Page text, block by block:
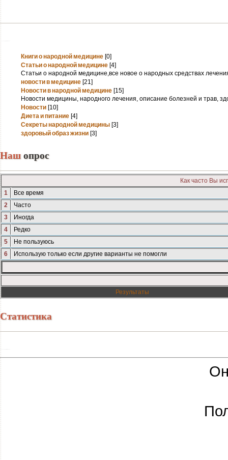
Книги о народной медицине [0]
Статьи о народной медицине [4]
Статьи о народной медицине,все новое о народных средствах
новости в медицине [21]
Новости в народной медицине [15]
Новости медицины, народного лечения, описание болезней и трав,
Новости [10]
Диета и питание [4]
Секреты народной медицины [3]
здоровый образ жизни [3]
Нашопрос
Как часто Вы
1
Все время
2
Часто
3
Иногда
4
Редко
5
Не пользуюсь
6
Использую только если другие варианты не помогли
Результаты
Статистика